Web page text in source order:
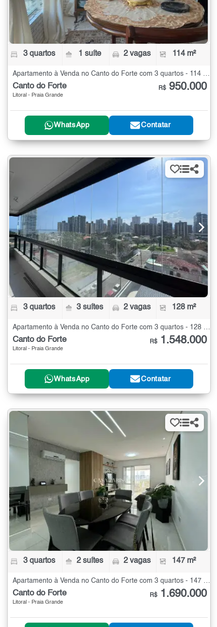
3 quartos 1 suíte 2 vagas 114 m²
Canto do Forte
Litoral - Praia Grande
R$ 950.000
WhatsApp Contatar
3 quartos 3 suítes 2 vagas 128 m²
Apartamento à Venda no Canto do Forte com 3 quartos - 128 m²
Canto do Forte
Litoral - Praia Grande
R$ 1.548.000
WhatsApp Contatar
3 quartos 2 suítes 2 vagas 147 m²
Apartamento à Venda no Canto do Forte com 3 quartos - 147 m²
Canto do Forte
Litoral - Praia Grande
R$ 1.690.000